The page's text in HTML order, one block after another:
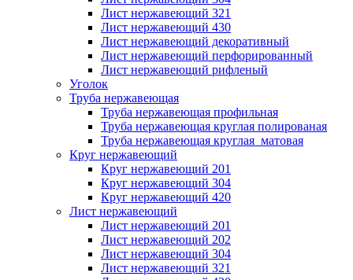
Лист нержавеющий 321
Лист нержавеющий 430
Лист нержавеющий декоративный
Лист нержавеющий перфорированный
Лист нержавеющий рифленый
Уголок
Труба нержавеющая
Труба нержавеющая профильная
Труба нержавеющая круглая полированая
Труба нержавеющая круглая матовая
Круг нержавеющий
Круг нержавеющий 201
Круг нержавеющий 304
Круг нержавеющий 420
Лист нержавеющий
Лист нержавеющий 201
Лист нержавеющий 202
Лист нержавеющий 304
Лист нержавеющий 321